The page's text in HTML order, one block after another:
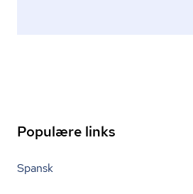
Populære links
Spansk